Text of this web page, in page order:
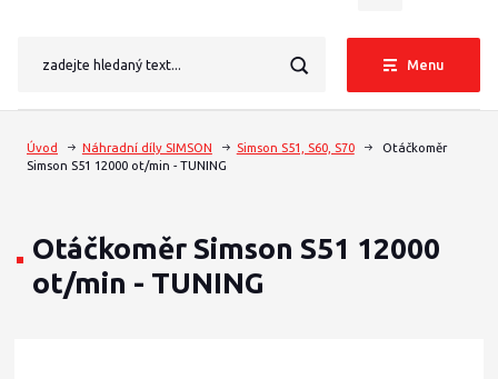
Menu
Úvod Náhradní díly SIMSON Simson S51, S60, S70
Otáčkoměr
Simson S51 12000 ot/min - TUNING
Otáčkoměr Simson S51 12000
ot/min - TUNING